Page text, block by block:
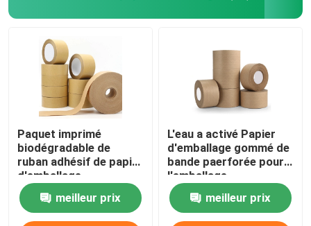
Bande de MOPP
Petit pain de film protecteur
Petit pain enorme de papier d'emballage
Feuille de plastique statique
Paquet imprimé
biodégradable de
ruban adhésif de papier
d'emballage
meilleur prix
L'eau a activé Papier
d'emballage gommé de
bande paerforée pour
l'emballage
meilleur prix